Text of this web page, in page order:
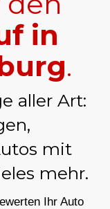
in
.
aller Art:
mit
mehr.
Ihr Auto